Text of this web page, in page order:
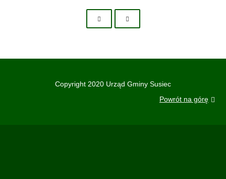
Copyright 2020 Urząd Gminy Susiec
Powrót na górę